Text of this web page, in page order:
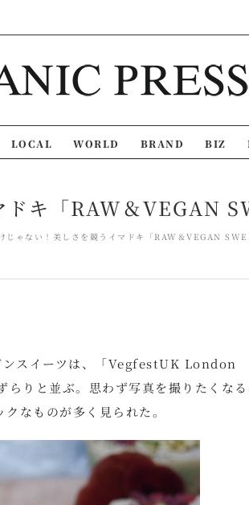
LOCAL WORLD BRAND BIZ
キ「RAW＆VEGAN
じゃない！美しさを競うイマドキ「RAW＆VEGAN
ンスイーツは、「VegfestUK London
らりと並ぶ。思わず写真を撮りたくな
なものが多く見られた。